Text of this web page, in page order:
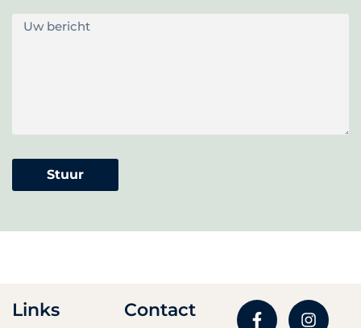
Stuur
Links Contact